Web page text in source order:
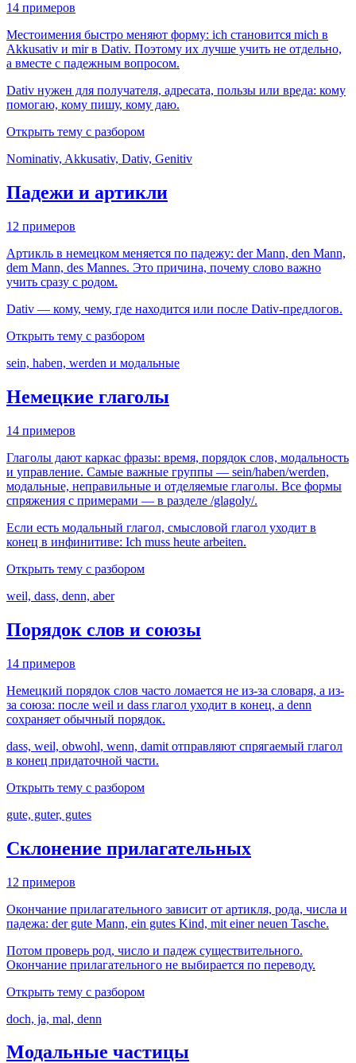
14 примеров
Местоимения быстро меняют форму: ich становится mich в
Akkusativ и mir в Dativ. Поэтому их лучше учить не отдельно,
а вместе с падежным вопросом.
Dativ нужен для получателя, адресата, пользы или вреда: кому
помогаю, кому пишу, кому даю.
Открыть тему с разбором
Nominativ, Akkusativ, Dativ, Genitiv
Падежи и артикли
12 примеров
Артикль в немецком меняется по падежу: der Mann, den Mann,
dem Mann, des Mannes. Это причина, почему слово важно
учить сразу с родом.
Dativ — кому, чему, где находится или после Dativ-предлогов.
Открыть тему с разбором
sein, haben, werden и модальные
Немецкие глаголы
14 примеров
Глаголы дают каркас фразы: время, порядок слов, модальность
и управление. Самые важные группы — sein/haben/werden,
модальные, неправильные и отделяемые глаголы. Все формы
спряжения с примерами — в разделе /glagoly/.
Если есть модальный глагол, смысловой глагол уходит в
конец в инфинитиве: Ich muss heute arbeiten.
Открыть тему с разбором
weil, dass, denn, aber
Порядок слов и союзы
14 примеров
Немецкий порядок слов часто ломается не из-за словаря, а из-
за союза: после weil и dass глагол уходит в конец, а denn
сохраняет обычный порядок.
dass, weil, obwohl, wenn, damit отправляют спрягаемый глагол
в конец придаточной части.
Открыть тему с разбором
gute, guter, gutes
Склонение прилагательных
12 примеров
Окончание прилагательного зависит от артикля, рода, числа и
падежа: der gute Mann, ein gutes Kind, mit einer neuen Tasche.
Потом проверь род, число и падеж существительного.
Окончание прилагательного не выбирается по переводу.
Открыть тему с разбором
doch, ja, mal, denn
Модальные частицы